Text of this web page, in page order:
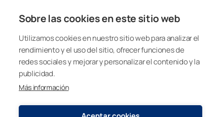
Sobre las cookies en este sitio web
Utilizamos cookies en nuestro sitio web para analizar el
rendimiento y el uso del sitio, ofrecer funciones de
redes sociales y mejorar y personalizar el contenido y la
publicidad.
Más información
¡Mantente conectado!
Spain